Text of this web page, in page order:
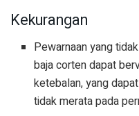
Kekurangan
Pewarnaan yang
baja corten dapat
ketebalan, yang
tidak merata pada